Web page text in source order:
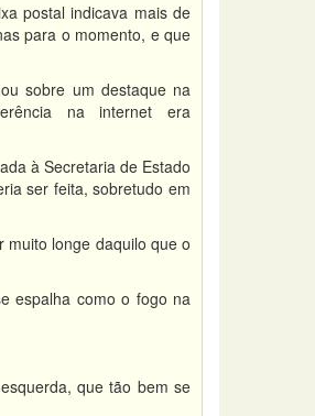
postal indicava mais de
para o momento, e que
sobre um destaque na
na internet era
à Secretaria de Estado
ser feita, sobretudo em
longe daquilo que o
espalha como o fogo na
que tão bem se